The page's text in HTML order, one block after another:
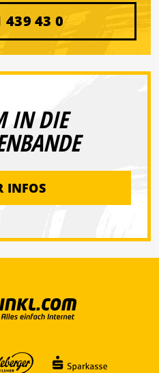
439 43 0
IN DIE
INFOS